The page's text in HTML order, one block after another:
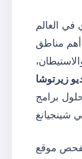
العالم
مناطق
زيرتوشا
برامج
بفحص موقع